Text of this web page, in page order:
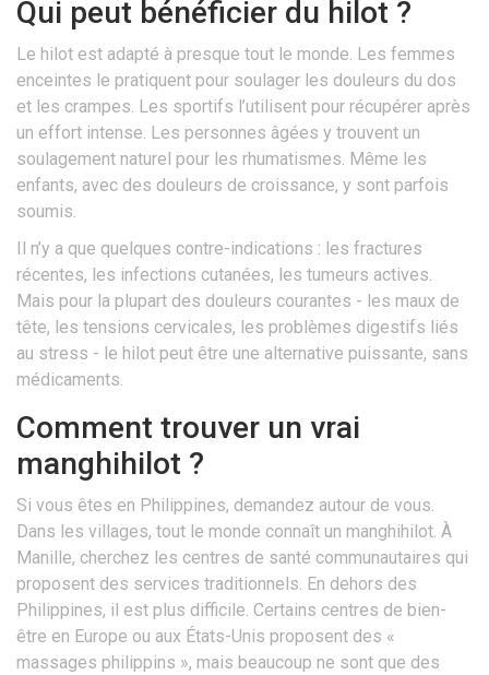
Qui peut bénéficier du hilot ?
Le hilot est adapté à presque tout le monde. Les femmes
enceintes le pratiquent pour soulager les douleurs du dos
et les crampes. Les sportifs l’utilisent pour récupérer après
un effort intense. Les personnes âgées y trouvent un
soulagement naturel pour les rhumatismes. Même les
enfants, avec des douleurs de croissance, y sont parfois
soumis.
Il n’y a que quelques contre-indications : les fractures
récentes, les infections cutanées, les tumeurs actives.
Mais pour la plupart des douleurs courantes - les maux de
tête, les tensions cervicales, les problèmes digestifs liés
au stress - le hilot peut être une alternative puissante, sans
médicaments.
Comment trouver un vrai
manghihilot ?
Si vous êtes en Philippines, demandez autour de vous.
Dans les villages, tout le monde connaît un manghihilot. À
Manille, cherchez les centres de santé communautaires qui
proposent des services traditionnels. En dehors des
Philippines, il est plus difficile. Certains centres de bien-
être en Europe ou aux États-Unis proposent des «
massages philippins », mais beaucoup ne sont que des